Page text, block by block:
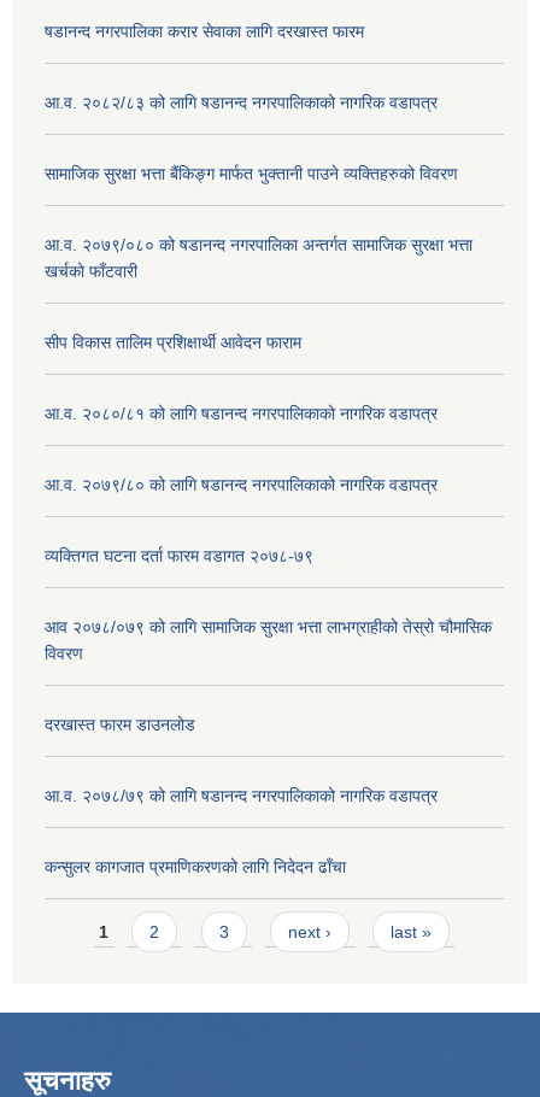
षडानन्द नगरपालिका करार सेवाका लागि दरखास्त फारम
आ.व. २०८२/८३ को लागि षडानन्द नगरपालिकाको नागरिक वडापत्र
सामाजिक सुरक्षा भत्ता बैंकिङ्ग मार्फत भुक्तानी पाउने व्यक्तिहरुको विवरण
आ.व. २०७९/०८० को षडानन्द नगरपालिका अन्तर्गत सामाजिक सुरक्षा भत्ता
खर्चको फाँटवारी
सीप विकास तालिम प्रशिक्षार्थी आवेदन फाराम
आ.व. २०८०/८१ को लागि षडानन्द नगरपालिकाको नागरिक वडापत्र
आ.व. २०७९/८० को लागि षडानन्द नगरपालिकाको नागरिक वडापत्र
व्यक्तिगत घटना दर्ता फारम वडागत २०७८-७९
आव २०७८/०७९ को लागि सामाजिक सुरक्षा भत्ता लाभग्राहीको तेस्रो चौमासिक
विवरण
दरखास्त फारम डाउनलोड
आ.व. २०७८/७९ को लागि षडानन्द नगरपालिकाको नागरिक वडापत्र
कन्सुलर कागजात प्रमाणिकरणको लागि निदेदन ढाँचा
Pages
1 2 3 next › last »
सूचनाहरु